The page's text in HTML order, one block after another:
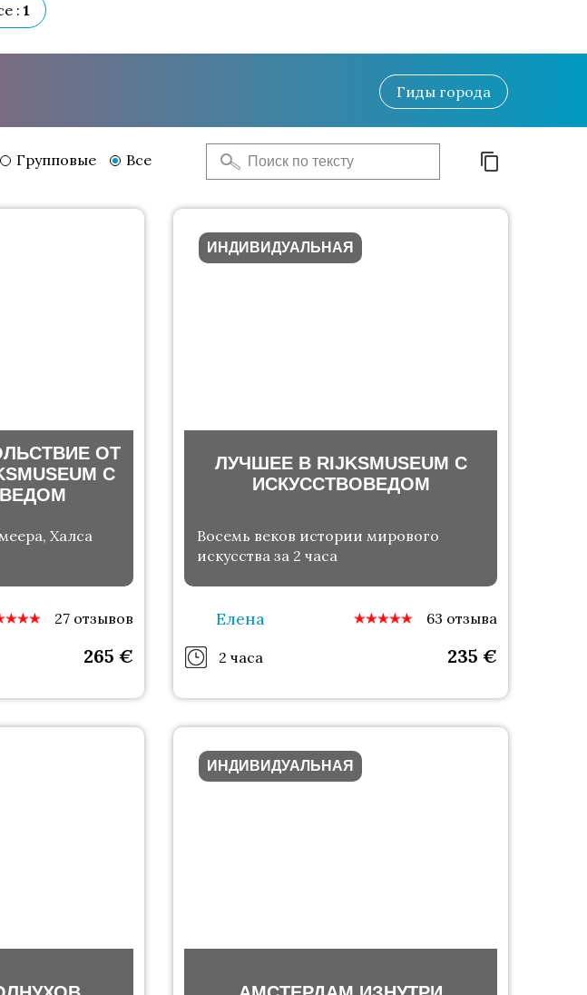
: 1
Гиды города
Групповые Все
ОТ
С
Халса
27 отзывов
265€
ИНДИВИДУАЛЬНАЯ
ЛУЧШЕЕ В RIJKSMUSEUM С
ИСКУССТВОВЕДОМ
Восемь веков истории мирового
искусства за 2 часа
Елена 63 отзыва
2 часа 235 €
ИНДИВИДУАЛЬНАЯ